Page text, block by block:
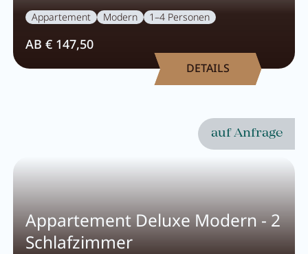
Appartement Modern 1–4 Personen
AB € 147,50
DETAILS
Appartement Deluxe Modern - 2
Schlafzimmer
auf Anfrage